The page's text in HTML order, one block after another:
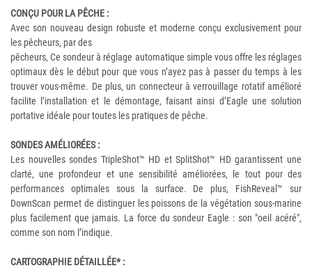
CONÇU POUR LA PÊCHE :
Avec son nouveau design robuste et moderne conçu exclusivement pour
les pêcheurs, par des
pêcheurs, Ce sondeur à réglage automatique simple vous offre les réglages
optimaux dès le début pour que vous n’ayez pas à passer du temps à les
trouver vous-même. De plus, un connecteur à verrouillage rotatif amélioré
facilite l’installation et le démontage, faisant ainsi d’Eagle une solution
portative idéale pour toutes les pratiques de pêche.
SONDES AMÉLIORÉES :
Les nouvelles sondes TripleShot™ HD et SplitShot™ HD garantissent une
clarté, une profondeur et une sensibilité améliorées, le tout pour des
performances optimales sous la surface. De plus, FishReveal™ sur
DownScan permet de distinguer les poissons de la végétation sous-marine
plus facilement que jamais. La force du sondeur Eagle : son "oeil acéré",
comme son nom l’indique.
CARTOGRAPHIE DÉTAILLÉE* :